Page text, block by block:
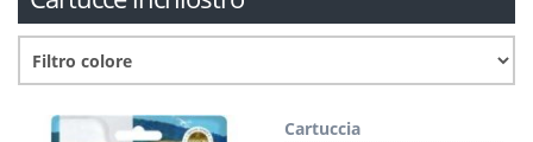
Cartuccia